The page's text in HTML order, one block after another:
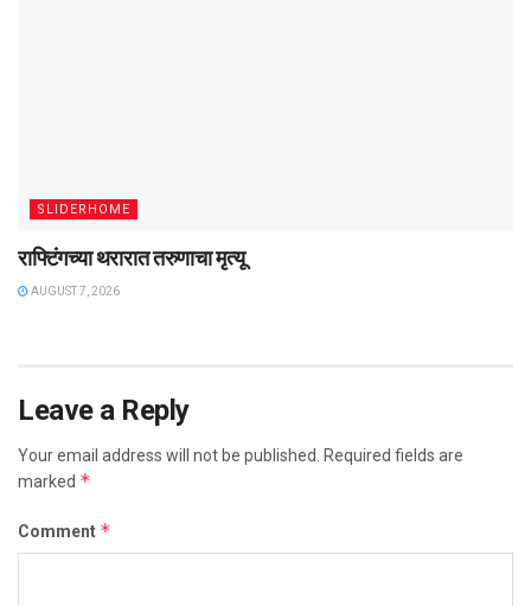
SLIDERHOME
राफ्टिंगच्या थरारात तरुणाचा मृत्यू
AUGUST 7, 2026
Leave a Reply
Your email address will not be published. Required fields are
marked *
Comment *